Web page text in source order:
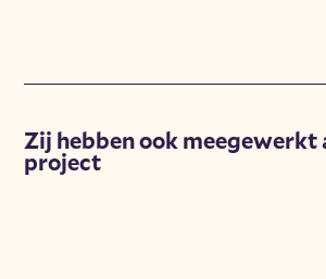
Zij hebben ook meegewerkt
project